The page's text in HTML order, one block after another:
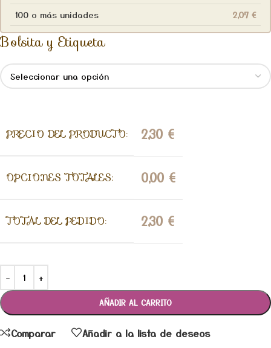
100 o más unidades
2,07 €
Bolsita y Etiqueta
PRECIO DEL PRODUCTO: 2,30 €
OPCIONES TOTALES: 0,00 €
TOTAL DEL PEDIDO: 2,30 €
AÑADIR AL CARRITO
Comparar Añadir a la lista de deseos